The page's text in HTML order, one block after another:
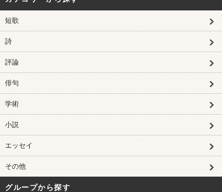
短歌
詩
評論
俳句
学術
小説
エッセイ
その他
グループから探す